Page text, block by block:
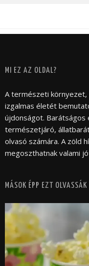
MI EZ AZ OLDAL?
A természeti környezet,
izgalmas életét
újdonságot. Barátságos
természetjáró,
olvasó számára. A zöld
megoszthatnak valami
MÁSOK ÉPP EZT OLVASSÁK